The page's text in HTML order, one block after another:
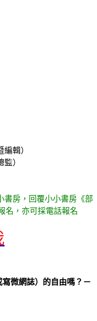
編輯）
監）
書房，回覆小小書房《部
名，亦可採電話報名
微網誌）的自由嗎？－